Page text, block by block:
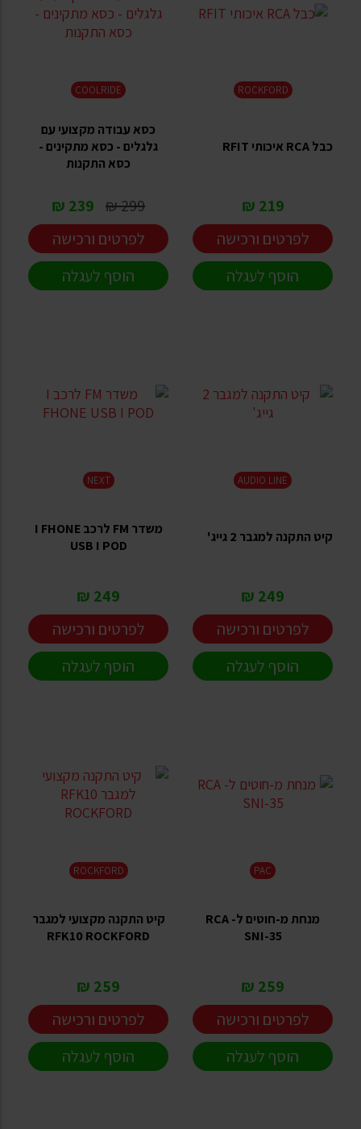
ROCKFORD
כבל RCA איכותי RFIT
219 ₪
לפרטים ורכישה
הוסף לעגלה
COOLRIDE
כסא עבודה מקצועי עם
גלגלים - כסא מתקינים -
כסא התקנות
299 ₪
239 ₪
לפרטים ורכישה
הוסף לעגלה
AUDIO LINE
קיט התקנה למגבר 2 גייג'
249 ₪
לפרטים ורכישה
הוסף לעגלה
NEXT
משדר FM לרכב I FHONE
USB I POD
249 ₪
לפרטים ורכישה
הוסף לעגלה
PAC
מנחת מ-חוטים ל- RCA
SNI-35
259 ₪
לפרטים ורכישה
הוסף לעגלה
ROCKFORD
קיט התקנה מקצועי למגבר
RFK10 ROCKFORD
259 ₪
לפרטים ורכישה
הוסף לעגלה